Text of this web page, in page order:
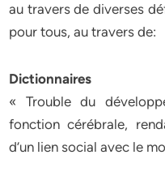
au travers de diverses
pour tous, au travers de:
Dictionnaires
« Trouble du
fonction cérébrale,
d’un lien social avec le